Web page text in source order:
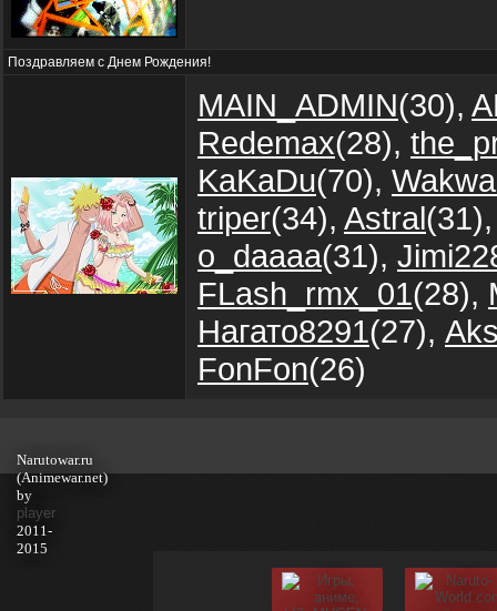
Поздравляем с Днем Рождения!
MAIN_ADMIN(30),
Redemax(28),
KaKaDu(70),
triper(34), Astral(31)
o_daaaa(31),
FLash_rmx_01(28),
Нагато8291(27),
FonFon(26)
Narutowar.ru
(Animewar.net)
by
player
2011-
2015